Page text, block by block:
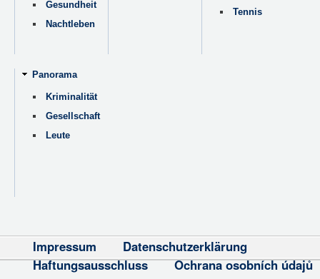
Gesundheit
Nachtleben
Tennis
Panorama
Kriminalität
Gesellschaft
Leute
Impressum
Datenschutzerklärung
Haftungsausschluss
Ochrana osobních údajů